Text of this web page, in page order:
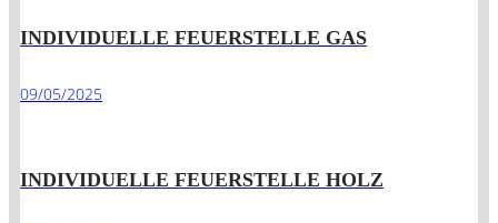
INDIVIDUELLE FEUERSTELLE GAS
09/05/2025
INDIVIDUELLE FEUERSTELLE HOLZ